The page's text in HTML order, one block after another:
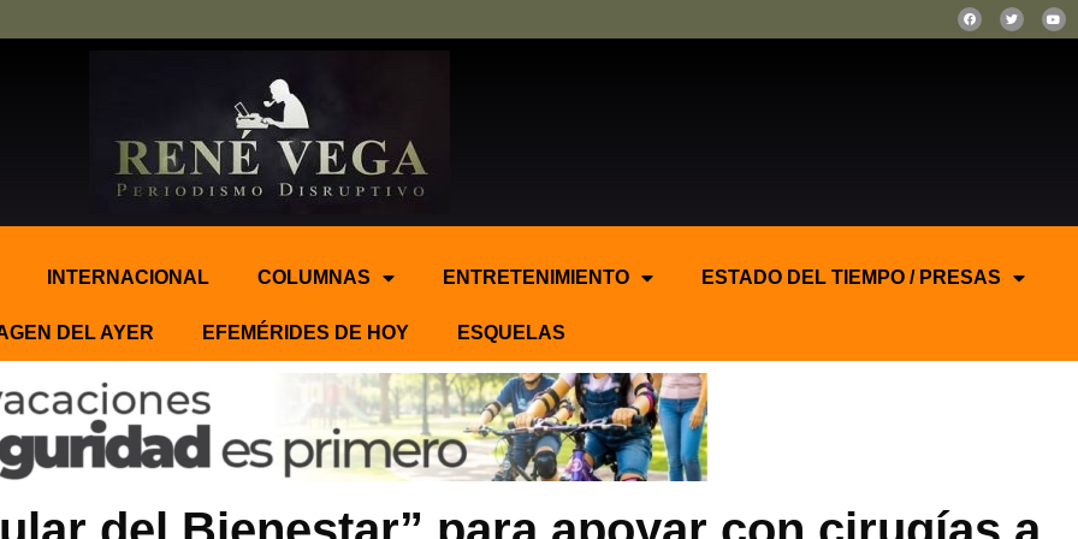
INTERNACIONAL COLUMNAS ENTRETENIMIENTO ESTADO DEL TIEMPO / PRESAS
DEL AYER EFEMÉRIDES DE HOY ESQUELAS